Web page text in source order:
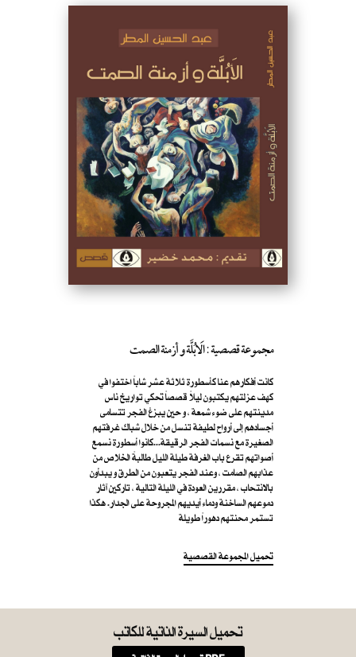
مجموعة قصصية : الَابُلَّة و أزمنة الصمت
كانت أفكارهم عنا كأسطورة ثلاثة عشر شاباً اختفوا في
كهف عزلتهم يكتبون ليلاً قصصاً تحكي تواريخ ناس
مدينتهم على ضوء شمعة ، و حين يبزغ الفجر تتسامى
أجسادهم إلى أرواح لطيفة تنسل من خلال شباك غرفتهم
الصغيرة مع نسمات الفجر الرقيقة...كانوا أسطورة نسمع
أصواتهم تقرع باب الغرفة طيلة الليل طالبةً الخلاص من
عذابهم الصامت ، وعند الفجر يتعبون من الطرق و يبدأون
بالانتحاب ، مقررين العودة في الليلة التالية ، تاركين آثار
دموعهم الساخنة ودماء أيديهم المجروحة على الجدار. هكذا
تستمر محنتهم دهوراً طويلة
تحميل المجموعة القصصية
تحميل السيرة الذاتية للكاتب